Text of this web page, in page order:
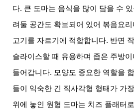
다. 큰 도마는 음식을 많이 담을 수
려둘 공간도 확보되어 있어 볶음요
고기를 자르기에 적합합니다. 반면
슬라이스할 때 유용하며 좁은 주방
들어갑니다. 모양도 중요한 역할을
들이 익숙한 긴 직사각형 형태가 가
위에 놓인 원형 도마는 치즈 플래터